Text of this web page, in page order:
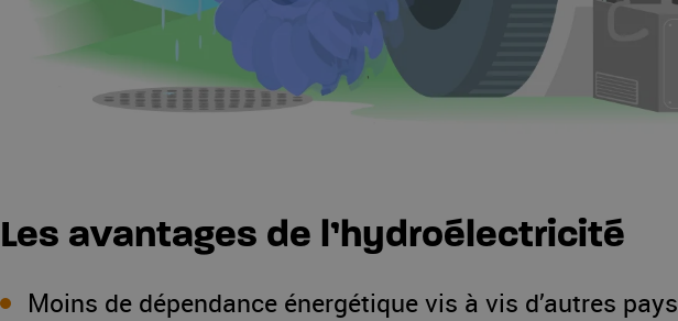
Les avantages de l’hydroélectricité
Moins de dépendance énergétique vis à vis d’autres pays